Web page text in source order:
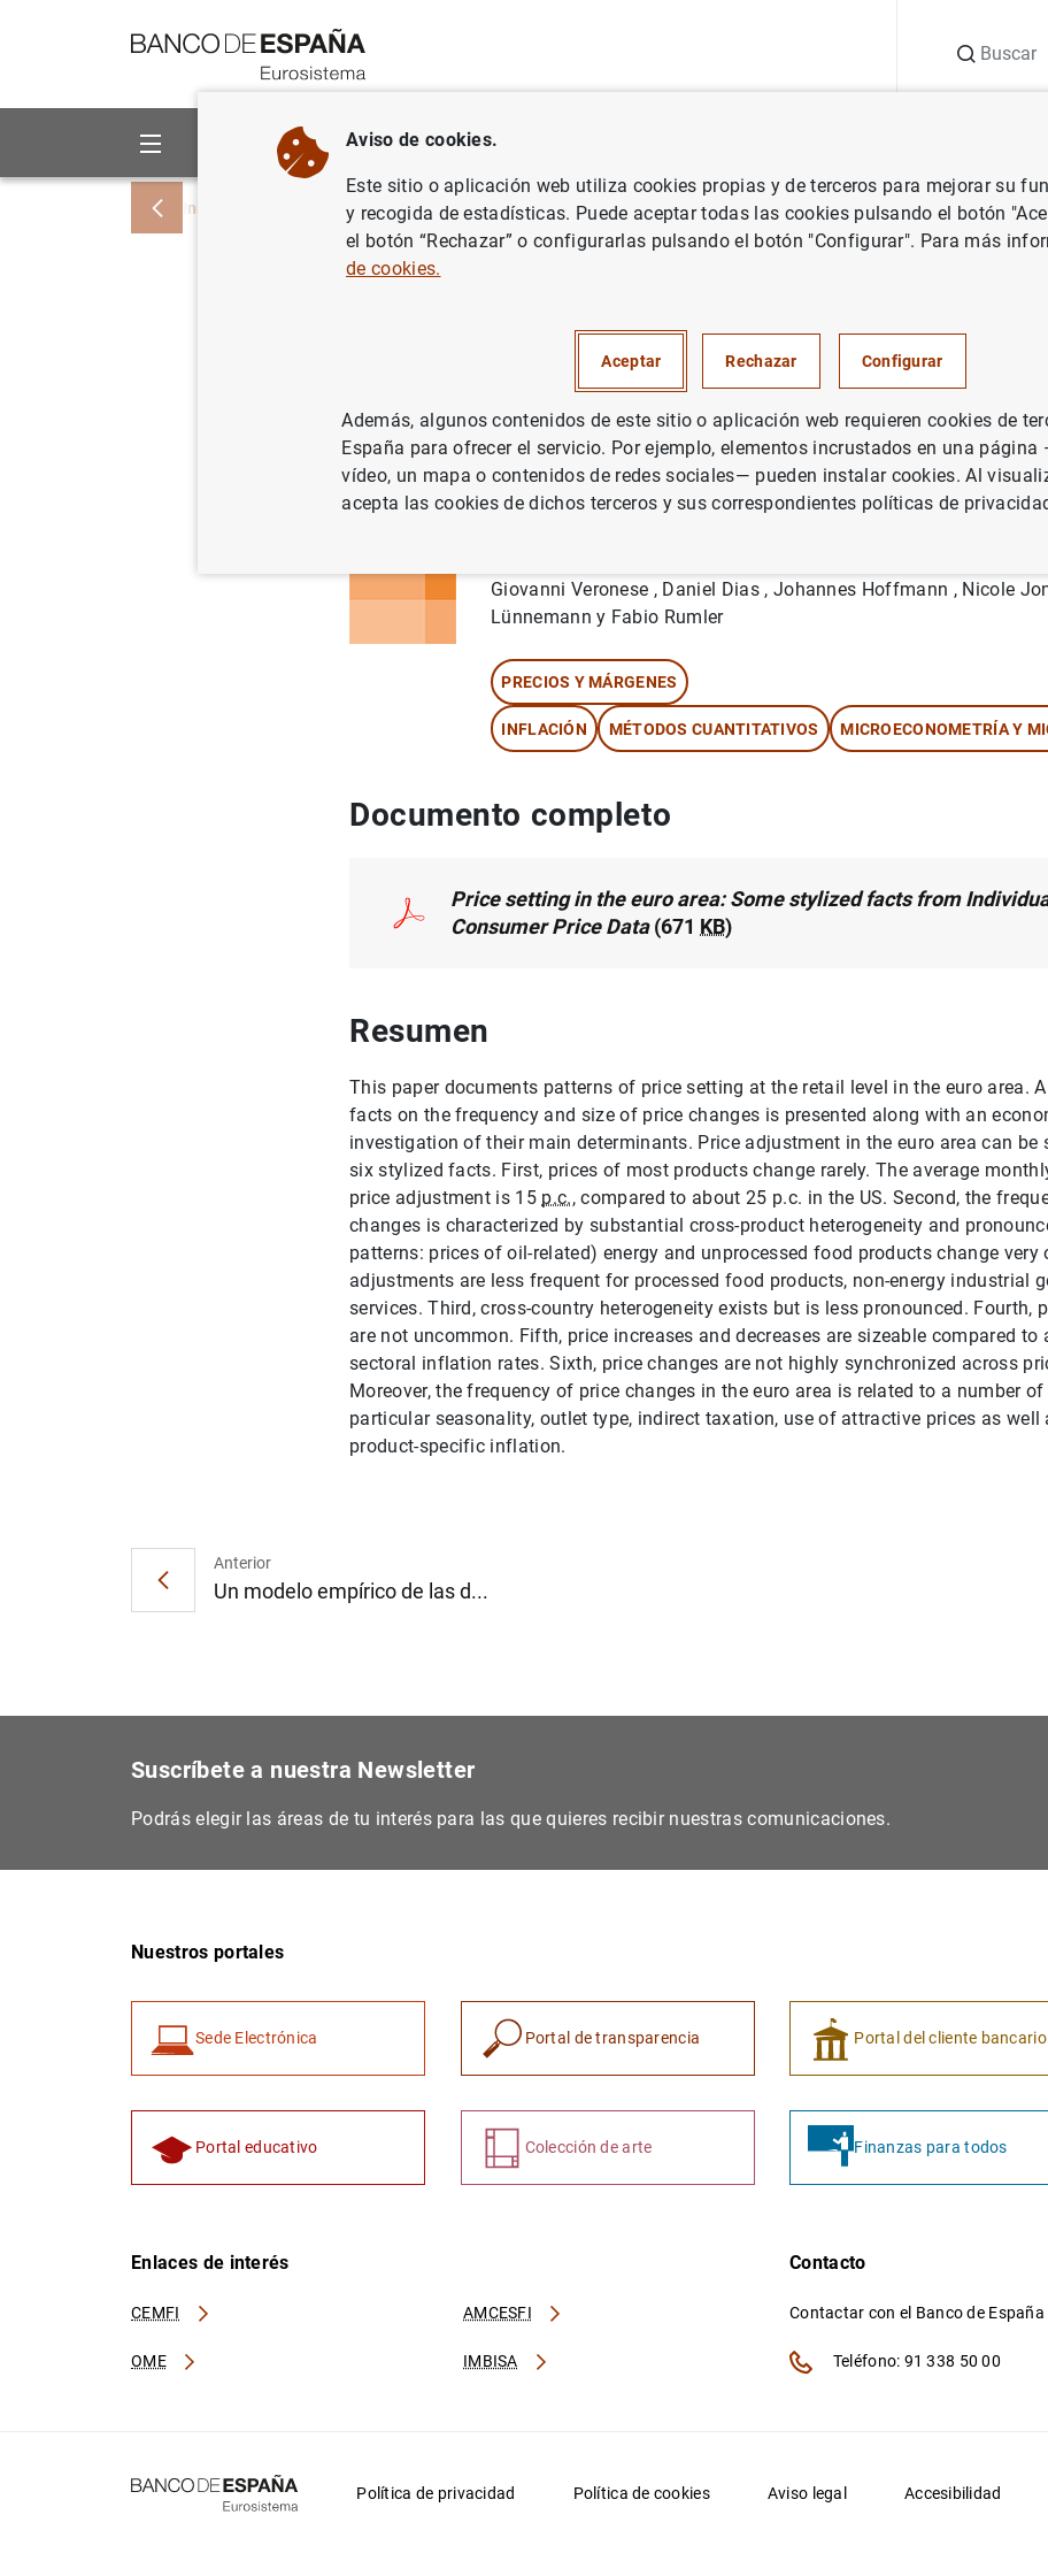
Sobre el Banco Áreas de actuación
Inicio Publicaciones Análisis económico e investigación Documentos de Trabajo Price setting in the
facts from Individual Consumer Price
31/08/2005
Serie: Documentos de Trabajo. 0528.
Giovanni Veronese , Daniel Dias , Johannes Hoffmann , Nicole
Lünnemann y Fabio Rumler
PRECIOS Y MÁRGENES
INFLACIÓN MÉTODOS CUANTITATIVOS MICROECONOMETRÍA Y
Documento completo
Price setting in the euro area: Some stylized facts from
Consumer Price Data(671 KB)
Resumen
This paper documents patterns of price setting at the retail level in the euro area.
facts on the frequency and size of price changes is presented along with an
investigation of their main determinants. Price adjustment in the euro area can be
six stylized facts. First, prices of most products change rarely. The average
price adjustment is 15 p.c., compared to about 25 p.c. in the US. Second, the
changes is characterized by substantial cross-product heterogeneity and
patterns: prices of oil-related) energy and unprocessed food products change very
adjustments are less frequent for processed food products, non-energy industrial
services. Third, cross-country heterogeneity exists but is less pronounced. Fourth,
are not uncommon. Fifth, price increases and decreases are sizeable compared to
sectoral inflation rates. Sixth, price changes are not highly synchronized across
Moreover, the frequency of price changes in the euro area is related to a number
particular seasonality, outlet type, indirect taxation, use of attractive prices as well
product-specific inflation.
Anterior
Un modelo empírico de las d...
Suscríbete a nuestra Newsletter
Podrás elegir las áreas de tu interés para las que quieres recibir nuestras comunicaciones.
Nuestros portales
Sede Electrónica Portal de transparencia Portal del cliente bancario
Portal educativo Colección de arte Finanzas para todos
Enlaces de interés
CEMFI AMCESFI
OME IMBISA
Contacto
Contactar con el Banco de España
Teléfono: 91 338 50 00
Política de privacidad Política de cookies Aviso legal Accesibilidad
Aviso de cookies.
Este sitio o aplicación web utiliza cookies propias y de terceros para mejorar su
y recogida de estadísticas. Puede aceptar todas las cookies pulsando el botón
el botón “Rechazar” o configurarlas pulsando el botón "Configurar". Para más
de cookies.
Aceptar Rechazar Configurar
Además, algunos contenidos de este sitio o aplicación web requieren cookies de
España para ofrecer el servicio. Por ejemplo, elementos incrustados en una
vídeo, un mapa o contenidos de redes sociales— pueden instalar cookies. Al
acepta las cookies de dichos terceros y sus correspondientes políticas de